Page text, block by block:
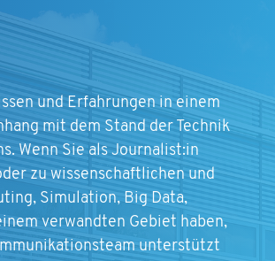
und Erfahrungen in einem
mit dem Stand der Technik
Wenn Sie als Journalist:in
zu wissenschaftlichen und
Simulation, Big Data,
verwandten Gebiet haben,
unterstützt